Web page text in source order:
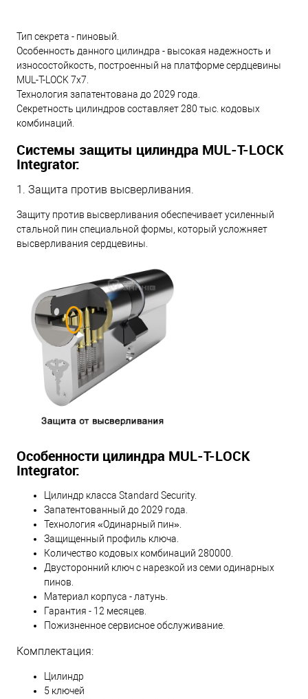
Тип секрета - пиновый.
Особенность данного цилиндра - высокая надежность и
износостойкость, построенный на платформе сердцевины
MUL-T-LOCK 7x7.
Технология запатентована до 2029 года.
Секретность цилиндров составляет 280 тыс. кодовых
комбинаций.
Системы защиты цилиндра MUL-T-LOCK
Integrator:
1. Защита против высверливания.
Защиту против высверливания обеспечивает усиленный
стальной пин специальной формы, который усложняет
высверливания сердцевины.
Особенности цилиндра MUL-T-LOCK
Integrator:
Цилиндр класса Standard Security.
Запатентованный до 2029 года.
Технология «Одинарный пин».
Защищенный профиль ключа.
Количество кодовых комбинаций 280000.
Двусторонний ключ с нарезкой из семи одинарных
пинов.
Материал корпуса - латунь.
Гарантия - 12 месяцев.
Пожизненное сервисное обслуживание.
Комплектация:
Цилиндр
5 ключей